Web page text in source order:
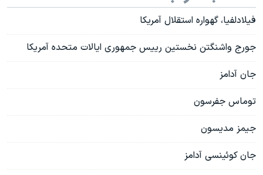
فیلادلفیا، گهواره استقلال آمریکا
جورج واشنگتن نخستين رييس جمهوری ايالات متحده آمريکا
جان آدامز
توماس جفرسون
جیمز مدیسون
جان کوئینسی آدامز